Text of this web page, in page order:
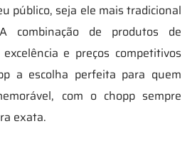
público, seja ele mais tradicional
combinação de produtos de
e preços competitivos
a escolha perfeita para quem
com o chopp sempre
exata.